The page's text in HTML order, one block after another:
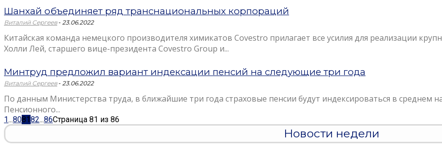
Шанхай объединяет ряд транснациональных корпораций
Виталий Сергеев - 23.06.2022
Китайская команда немецкого производителя химикатов Covestro прилагает все усилия для реализации
Холли Лей, старшего вице-президента Covestro Group и...
Минтруд предложил вариант индексации пенсий на следующие три года
Виталий Сергеев - 23.06.2022
По данным Министерства труда, в ближайшие три года страховые пенсии будут индексироваться в среднем
Пенсионного...
1...808182...86Страница 81 из 86
Новости недели